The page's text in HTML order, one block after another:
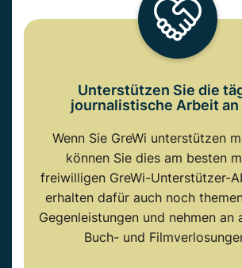
Unterstützen Sie die
journalistische Arbeit an
Wenn Sie GreWi unterstützen
können Sie dies am besten
freiwilligen GreWi-Unterstützer-
erhalten dafür auch noch
Gegenleistungen und nehmen an
Buch- und